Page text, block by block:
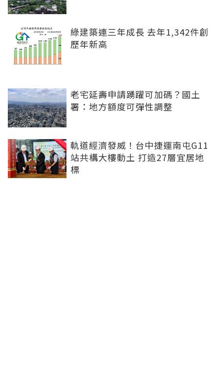
綠建築連三年成長 去年1,342件創
歷年新高
老宅延壽申請踴躍可加碼？國土
署：地方額度可彈性調整
軌道經濟發威！台中捷運南屯G11
站共構大樓動土 打造27層宜居地
標